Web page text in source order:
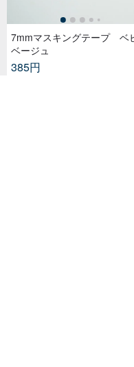
7mmマスキングテープ ベ
ベージュ
385円